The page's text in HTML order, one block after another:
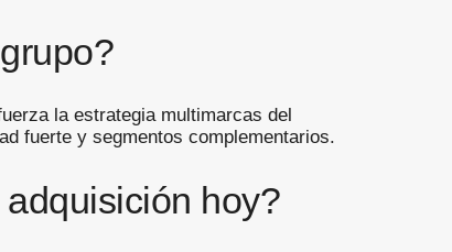
la estrategia multimarcas del
fuerte y segmentos complementarios.
hoy?